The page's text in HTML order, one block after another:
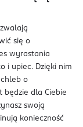
się o
wyrastania
i upiec. Dzięki nim
o
będzie dla Ciebie
swoją
konieczność